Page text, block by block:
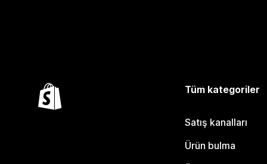
Tüm kategoriler
Satış kanalları
Ürün bulma